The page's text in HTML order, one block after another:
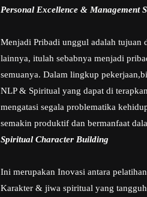
Personal Excellence & Management
Menjadi Pribadi unggul adalah tujuan
lainnya, itulah sebabnya menjadi
semuanya. Dalam lingkup
NLP & Spiritual yang dapat di
mengatasi segala problematika
semakin produktif dan bermanfaat
Spiritual Character Building
Ini merupakan Inovasi antara
Karakter & jiwa spiritual yang